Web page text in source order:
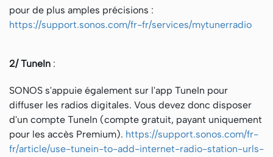
pour de plus amples précisions :
https://support.sonos.com/fr-fr/services/mytunerradio
2/ TuneIn :
SONOS s'appuie également sur l'app TuneIn pour
diffuser les radios digitales. Vous devez donc disposer
d'un compte TuneIn (compte gratuit, payant uniquement
pour les accès Premium). https://support.sonos.com/fr-
fr/article/use-tunein-to-add-internet-radio-station-urls-